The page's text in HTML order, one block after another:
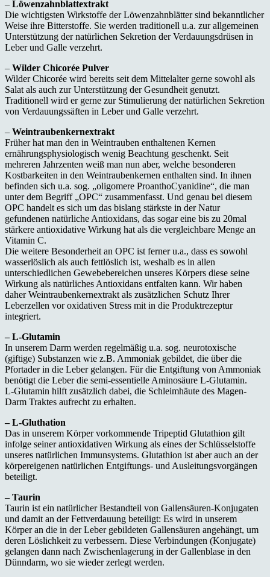
– Löwenzahnblattextrakt
Die wichtigsten Wirkstoffe der Löwenzahnblätter sind bekanntlicher
Weise ihre Bitterstoffe. Sie werden traditionell u.a. zur allgemeinen
Unterstützung der natürlichen Sekretion der Verdauungsdrüsen in
Leber und Galle verzehrt.
– Wilder Chicorée Pulver
Wilder Chicorée wird bereits seit dem Mittelalter gerne sowohl als
Salat als auch zur Unterstützung der Gesundheit genutzt.
Traditionell wird er gerne zur Stimulierung der natürlichen Sekretion
von Verdauungssäften in Leber und Galle verzehrt.
– Weintraubenkernextrakt
Früher hat man den in Weintrauben enthaltenen Kernen
ernährungsphysiologisch wenig Beachtung geschenkt. Seit
mehreren Jahrzenten weiß man nun aber, welche besonderen
Kostbarkeiten in den Weintraubenkernen enthalten sind. In ihnen
befinden sich u.a. sog. „oligomere ProanthoCyanidine“, die man
unter dem Begriff „OPC“ zusammenfasst. Und genau bei diesem
OPC handelt es sich um das bislang stärkste in der Natur
gefundenen natürliche Antioxidans, das sogar eine bis zu 20mal
stärkere antioxidative Wirkung hat als die vergleichbare Menge an
Vitamin C.
Die weitere Besonderheit an OPC ist ferner u.a., dass es sowohl
wasserlöslich als auch fettlöslich ist, weshalb es in allen
unterschiedlichen Gewebebereichen unseres Körpers diese seine
Wirkung als natürliches Antioxidans entfalten kann. Wir haben
daher Weintraubenkernextrakt als zusätzlichen Schutz Ihrer
Leberzellen vor oxidativen Stress mit in die Produktrezeptur
integriert.
– L-Glutamin
In unserem Darm werden regelmäßig u.a. sog. neurotoxische
(giftige) Substanzen wie z.B. Ammoniak gebildet, die über die
Pfortader in die Leber gelangen. Für die Entgiftung von Ammoniak
benötigt die Leber die semi-essentielle Aminosäure L-Glutamin.
L-Glutamin hilft zusätzlich dabei, die Schleimhäute des Magen-
Darm Traktes aufrecht zu erhalten.
– L-Gluthation
Das in unserem Körper vorkommende Tripeptid Glutathion gilt
infolge seiner antioxidativen Wirkung als eines der Schlüsselstoffe
unseres natürlichen Immunsystems. Glutathion ist aber auch an der
körpereigenen natürlichen Entgiftungs- und Ausleitungsvorgängen
beteiligt.
– Taurin
Taurin ist ein natürlicher Bestandteil von Gallensäuren-Konjugaten
und damit an der Fettverdauung beteiligt: Es wird in unserem
Körper an die in der Leber gebildeten Gallensäuren angehängt, um
deren Löslichkeit zu verbessern. Diese Verbindungen (Konjugate)
gelangen dann nach Zwischenlagerung in der Gallenblase in den
Dünndarm, wo sie wieder zerlegt werden.